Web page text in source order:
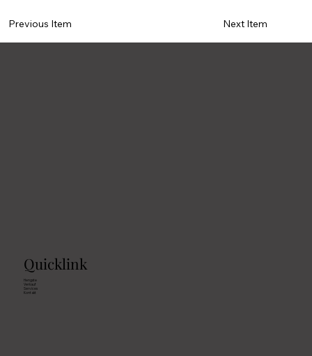
Previous Item Next Item
Quicklink
Hengste
Verkauf
Services
Kontakt